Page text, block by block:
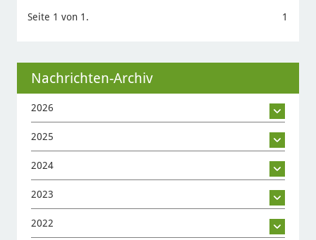
Seite 1 von 1. 1
Nachrichten-Archiv
2026
2025
2024
2023
2022